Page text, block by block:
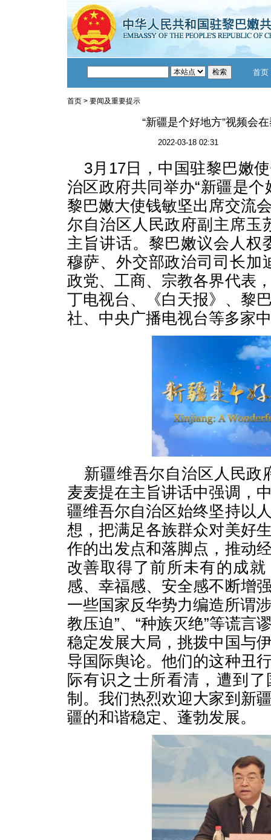
首页
首页 > 要闻及重要提示
“新疆是个好地方”视频会
2022-03-18 02:31
3月17日，中国驻黎巴嫩
治区政府共同举办“新疆是个
黎巴嫩大使钱敏坚出席交流
尔自治区人民政府副主席玉
主旨讲话。黎巴嫩议会人权
穆萨、外交部政治司司长加
政党、工商、宗教各界代表
丁电视台、《白天报》、黎
社、中央广播电视台等多家
新疆维吾尔自治区人民政
麦麦提在主旨讲话中强调，
疆维吾尔自治区始终坚持以
想，把满足各族群众对美好
作的出发点和落脚点，推动
改善取得了前所未有的成
感、幸福感、安全感不断增
一些国家反华势力编造所谓
教压迫”、“种族灭绝”等谎言
稳定发展大局，挑拨中国与
导国际舆论。他们的这种丑
际有识之士所看清，遭到
制。我们热烈欢迎大家到新
疆的和谐稳定、蓬勃发展。